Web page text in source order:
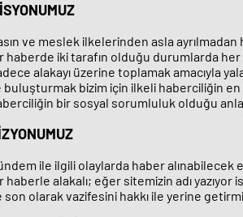
ve meslek ilkelerinden asla ayrılmadan
haberde iki tarafın olduğu durumlarda her
alakayı üzerine toplamak amacıyla
buluşturmak bizim için ilkeli haberciliğin en
bir sosyal sorumluluk olduğu
ile ilgili olaylarda haber alınabilecek
haberle alakalı; eğer sitemizin adı
son olarak vazifesini hakkı ile yerine